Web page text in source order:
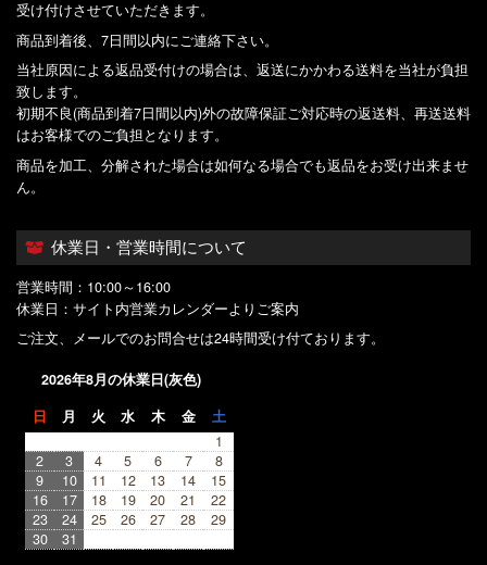
受け付けさせていただきます。
商品到着後、7日間以内にご連絡下さい。
当社原因による返品受付けの場合は、返送にかかわる送料を当社が負担
致します。
初期不良(商品到着7日間以内)外の故障保証ご対応時の返送料、再送送料
はお客様でのご負担となります。
商品を加工、分解された場合は如何なる場合でも返品をお受け出来ませ
ん。
休業日・営業時間について
営業時間：10:00～16:00
休業日：サイト内営業カレンダーよりご案内
ご注文、メールでのお問合せは24時間受け付ております。
2026年8月の休業日(灰色)
日 月 火 水 木 金 土
1
2
3 4 5 6 7
8
9
10 11 12 13 14
15
16
17 18 19 20 21
22
23
24 25 26 27 28
29
30
31